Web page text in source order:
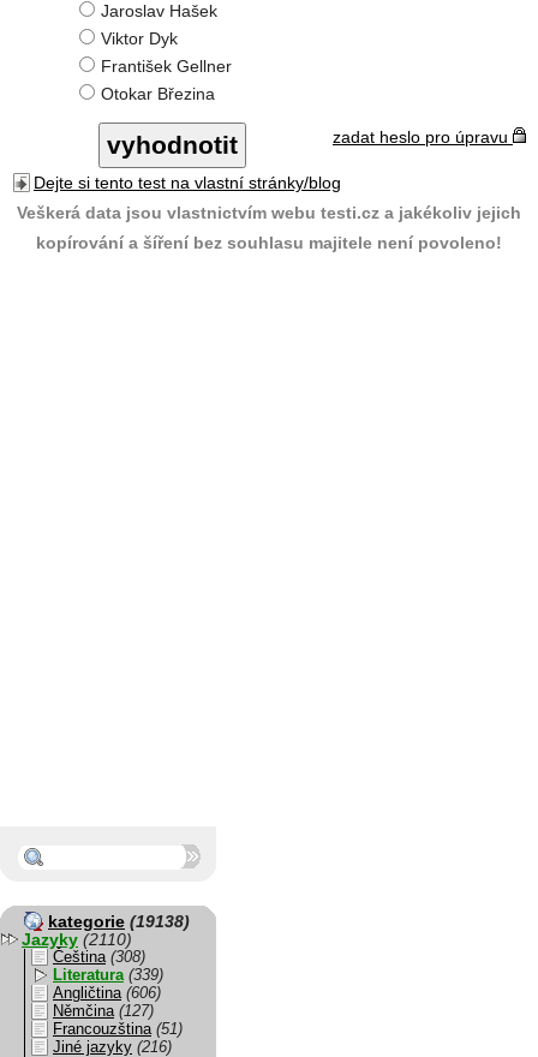
Jaroslav Hašek
Viktor Dyk
František Gellner
Otokar Březina
zadat heslo pro úpravu
Dejte si tento test na vlastní stránky/blog
Veškerá data jsou vlastnictvím webu testi.cz a jakékoliv jejich
kopírování a šíření bez souhlasu majitele není povoleno!
kategorie (19138)
Jazyky (2110)
Čeština (308)
Literatura (339)
Angličtina (606)
Němčina (127)
Francouzština (51)
Jiné jazyky (216)